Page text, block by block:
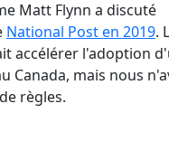
Matt Flynn a discuté
National Post en 2019.
accélérer l'adoption
Canada, mais nous
règles.